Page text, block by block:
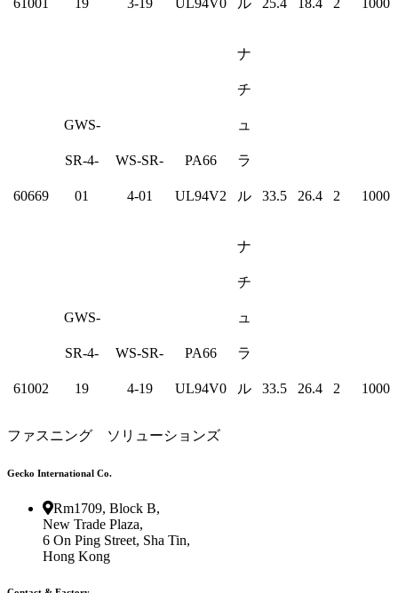
61001 19 3-19 UL94V0 ル 25.4 18.4 2 1000
60669
GWS-
SR-4-
01
WS-SR-
4-01
PA66
UL94V2
ナ
チ
ュ
ラ
ル 33.5 26.4 2 1000
61002
GWS-
SR-4-
19
WS-SR-
4-19
PA66
UL94V0
ナ
チ
ュ
ラ
ル 33.5 26.4 2 1000
ファスニング ソリューションズ
Gecko International Co.
Rm1709, Block B,
New Trade Plaza,
6 On Ping Street, Sha Tin,
Hong Kong